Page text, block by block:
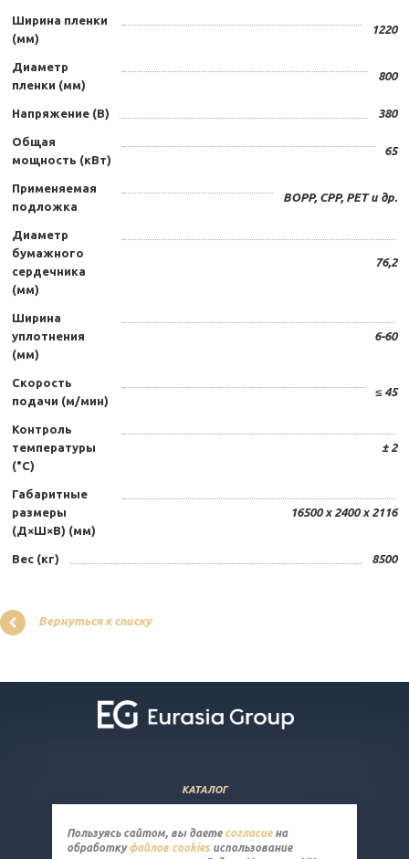
Ширина пленки
(мм)
1220
Диаметр
пленки (мм)
800
Напряжение (В) 380
Общая
мощность (кВт)
65
Применяемая
подложка
BOPP, CPP, PET и др.
Диаметр
бумажного
сердечника
(мм)
76,2
Ширина
уплотнения
(мм)
6-60
Скорость
подачи (м/мин)
≤ 45
Контроль
температуры
(°C)
± 2
Габаритные
размеры
(Д×Ш×В) (мм)
16500 x 2400 x 2116
Вес (кг) 8500
Вернуться к списку
КАТАЛОГ
КОМПАНИЯ
Пользуясь сайтом, вы даете согласиена
обработкуфайлов cookies использование